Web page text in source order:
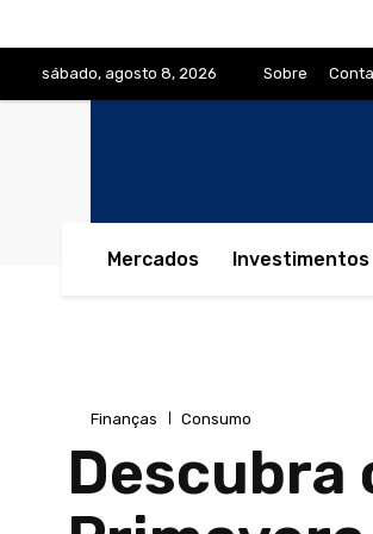
sábado, agosto 8, 2026 Sobre
Mercados Investimentos
Finanças Consumo
Descubra